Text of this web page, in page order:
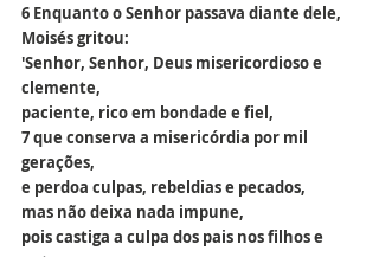
6 Enquanto o Senhor passava diante dele,
Moisés gritou:
'Senhor, Senhor, Deus misericordioso e
clemente,
paciente, rico em bondade e fiel,
7 que conserva a misericórdia por mil
gerações,
e perdoa culpas, rebeldias e pecados,
mas não deixa nada impune,
pois castiga a culpa dos pais nos filhos e